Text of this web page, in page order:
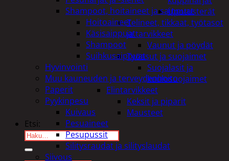
Upotusterät
Telineet, tikkaat, työtasot
ja tarvikkeet
Vaunut ja pöydät
Työasut ja suojaimet
Suojalasit ja
kuulosuojaimet
Elintarvikkeet
Keksit ja piparit
Mausteet
Etsi:
Shampoot, hoitaineet ja saippuat
Hoitoaineet
Käsisaippuat
Shampoot
Suihkusaippuat
Hyvinvointi
Muu kauneuden ja terveydenhoito
Paperit
Pyykinpesu
Kuivaus
Pesuaineet
Pesupussit
Silitysraudat ja silityslaudat
Siivous